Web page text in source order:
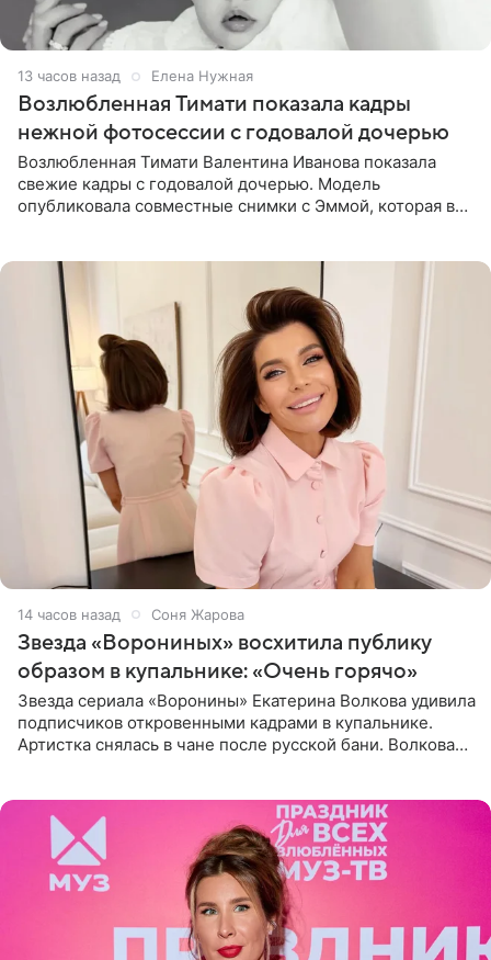
13 часов назад Елена Нужная
Возлюбленная Тимати показала кадры
нежной фотосессии с годовалой дочерью
Возлюбленная Тимати Валентина Иванова показала
свежие кадры с годовалой дочерью. Модель
опубликовала совместные снимки с Эммой, которая в
14 часов назад Соня Жарова
Звезда «Ворониных» восхитила публику
образом в купальнике: «Очень горячо»
Звезда сериала «Воронины» Екатерина Волкова удивила
подписчиков откровенными кадрами в купальнике.
Артистка снялась в чане после русской бани. Волкова